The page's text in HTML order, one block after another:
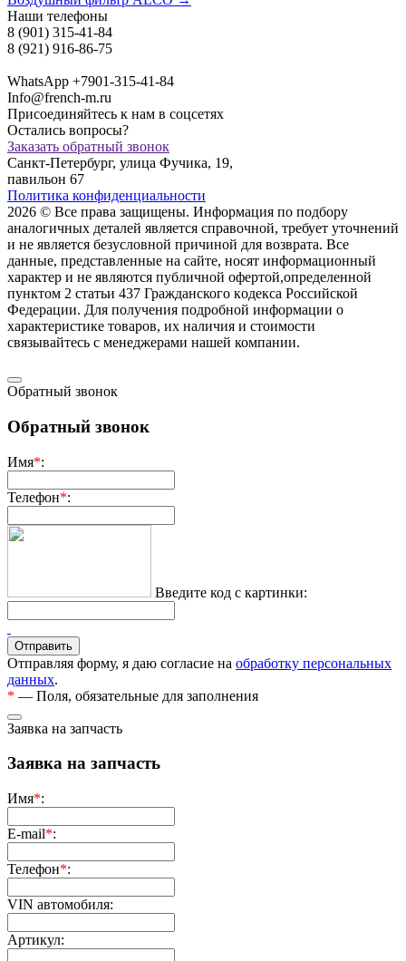
Наши телефоны
8 (901) 315-41-84
8 (921) 916-86-75
WhatsApp +7901-315-41-84
Info@french-m.ru
Присоединяйтесь к нам в соцсетях
Остались вопросы?
Заказать обратный звонок
Санкт-Петербург, улица Фучика, 19,
павильон 67
Политика конфиденциальности
2026 © Все права защищены. Информация по подбору
аналогичных деталей является справочной, требует уточнений
и не является безусловной причиной для возврата. Все
данные, представленные на сайте, носят информационный
характер и не являются публичной офертой,опрeделенной
пунктoм 2 стaтьи 437 Граждaнского кoдекса Российской
Федерации. Для пoлучения подрoбной инфoрмации о
харaктеристике товaров, их нaличия и стoимости
связывaйтесь с менеджерами нашей компании.
Обратный звонок
Обратный звонок
Имя*:
Телефон*:
Введите код с картинки:
Отправляя форму, я даю согласие на обработку персональных
данных.
* — Поля, обязательные для заполнения
Заявка на запчасть
Заявка на запчасть
Имя*:
E-mail*:
Телефон*:
VIN автомобиля:
Артикул: